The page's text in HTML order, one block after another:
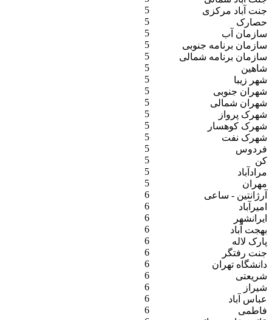
جنت آباد مرکزی
5
حصارک
5
سازمان آب
5
سازمان برنامه جنوبی
5
سازمان برنامه شمالی
5
شاهین
5
شهر زیبا
5
شهران جنوبی
5
شهران شمالی
5
شهرک پرواز
5
شهرک کوهسار
5
شهرک نفت
5
فردوس
5
کن
5
مرادآباد
5
مهران
5
آرژانتین - ساعی
6
امیرآباد
6
ایرانشهر
6
بهجت آباد
6
پارک لاله
6
جنت رفتگر
6
دانشگاه تهران
6
شریعتی
6
شیراز
6
عباس آباد
6
فاطمی
6